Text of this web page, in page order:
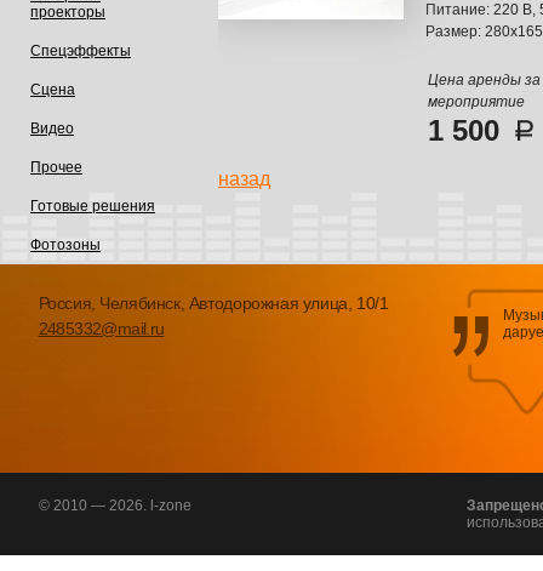
проекторы
Спецэффекты
Сцена
Видео
Прочее
Готовые решения
Фотозоны
Питание: 220 В,
Размер:
Цена аренды за
мероприятие
1 500
назад
Россия, Челябинск, Автодорожная улица, 10/1
2485332@mail.ru
© 2010 — 2026. l-zone